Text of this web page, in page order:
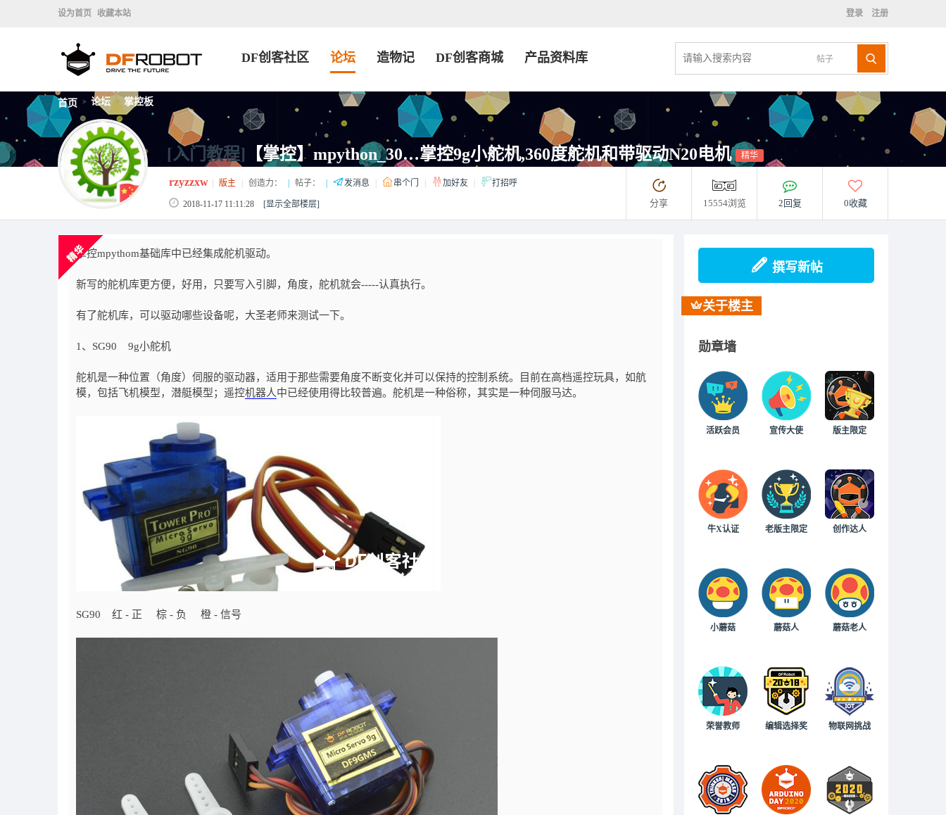
设为首页 收藏本站 登录 注册
帖子
DF创客社区 论坛 造物记 DF创客商城 产品资料库
首页 > 论坛 > 掌控板
[入门教程] 【掌控】mpython_30…掌控9g小舵机,360度舵机和带驱动N20电机 精华
rzyzzxw 版主 创造力： 帖子： 发消息 串个门 加好友 打招呼
2018-11-17 11:11:28 [显示全部楼层] 分享 15554浏览 2回复 0收藏
掌控mpythom基础库中已经集成舵机驱动。
新写的舵机库更方便，好用，只要写入引脚，角度，舵机就会-----认真执行。
有了舵机库，可以驱动哪些设备呢，大圣老师来测试一下。
1、SG90 9g小舵机
舵机是一种位置（角度）伺服的驱动器，适用于那些需要角度不断变化并可以保持的控制系统。目前在高档遥控玩具，如航
模，包括飞机模型，潜艇模型；遥控机器人中已经使用得比较普遍。舵机是一种俗称，其实是一种伺服马达。
SG90 红 - 正 棕 - 负 橙 - 信号
撰写新帖
关于楼主
勋章墙
活跃会员 宣传大使 版主限定
牛X认证 老版主限定 创作达人
小蘑菇 蘑菇人 蘑菇老人
荣誉教师 编辑选择奖 物联网挑战